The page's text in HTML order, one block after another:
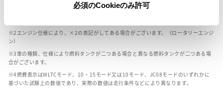
必須のCookieのみ許可
車の種類、仕様により数値が複数ある場合とサスペンション形式などにより、ホイ
エンジン仕様により、×2の表記がしてある場合がございます。（ロータリーエンジ
ン）
車の種類、仕様により燃料タンクが二つある場合と異なる燃料タンクが二つある場
合がございます。
燃費表示はWLTCモード、10・15モード又は10モード、JC08モードのいずれかに
基づいた試験上の数値であり、実際の数値は走行条件などにより異なります。